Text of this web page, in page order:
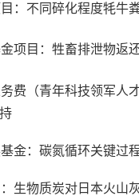
：不同碎化程度牦牛
项目：牲畜排泄物返
费（青年科技领军人
金：碳氮循环关键过
生物质炭对日本火山